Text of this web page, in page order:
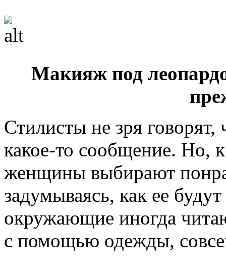
Макияж под
Стилисты не зря говорят,
какое-то сообщение. Но,
женщины выбирают
задумываясь, как ее
окружающие иногда
с помощью одежды,